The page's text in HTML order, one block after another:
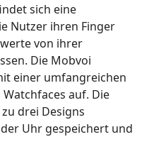
sich eine
Nutzer ihren Finger
von ihrer
Die Mobvoi
einer umfangreichen
auf. Die
drei Designs
Uhr gespeichert und